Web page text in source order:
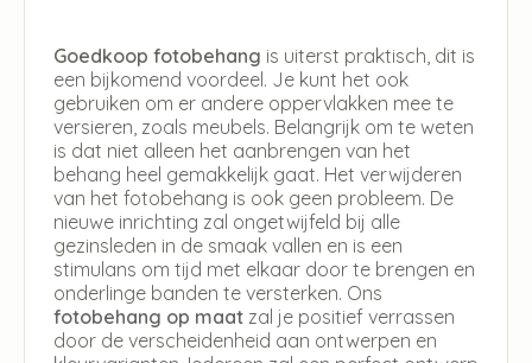
Goedkoop fotobehang is uiterst praktisch, dit is
een bijkomend voordeel. Je kunt het ook
gebruiken om er andere oppervlakken mee te
versieren, zoals meubels. Belangrijk om te weten
is dat niet alleen het aanbrengen van het
behang heel gemakkelijk gaat. Het verwijderen
van het fotobehang is ook geen probleem. De
nieuwe inrichting zal ongetwijfeld bij alle
gezinsleden in de smaak vallen en is een
stimulans om tijd met elkaar door te brengen en
onderlinge banden te versterken. Ons
fotobehang op maat zal je positief verrassen
door de verscheidenheid aan ontwerpen en